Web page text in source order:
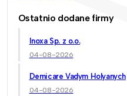
Ostatnio dodane firmy
Inoxa Sp. z o.o.
04-08-2026
Demicare Vadym Holyanych
04-08-2026